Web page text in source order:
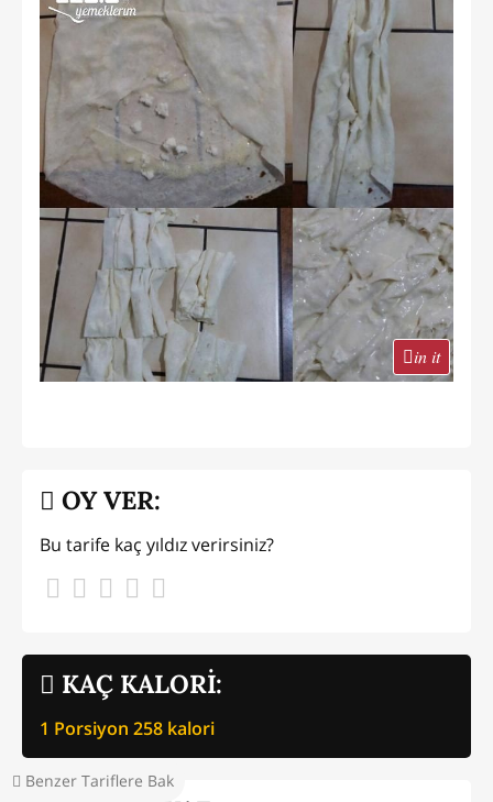
Benzer Tariflere Bak
in it
KAÇ KALORİ:
1 Porsiyon 258 kalori
OY VER:
Bu tarife kaç yıldız verirsiniz?